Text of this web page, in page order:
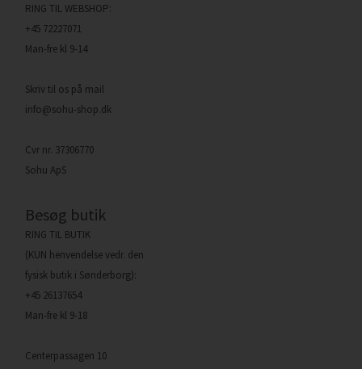
RING TIL WEBSHOP:
+45 72227071
Man-fre kl 9-14
Skriv til os på mail
info@sohu-shop.dk
Cvr nr. 37306770
Sohu ApS
Besøg butik
RING TIL BUTIK
(KUN henvendelse vedr. den
fysisk butik i Sønderborg):
+45 26137654
Man-fre kl 9-18
Centerpassagen 10